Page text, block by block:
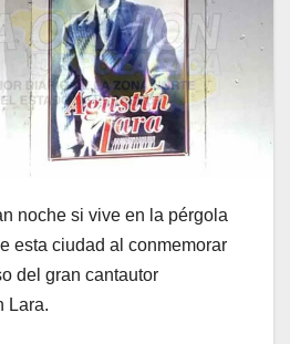
noche si vive en la pérgola
esta ciudad al conmemorar
del gran cantautor
Lara.